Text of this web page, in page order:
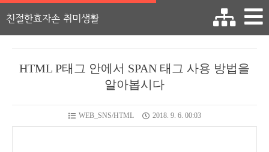
친절한효자손 취미생활
HTML P태그 안에서 SPAN 태그 사용 방법을
알아봅시다
WEB_SNS/HTML 2018. 9. 6. 00:03